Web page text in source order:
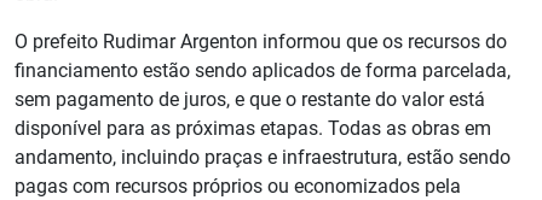
O prefeito Rudimar Argenton informou que os recursos do
financiamento estão sendo aplicados de forma parcelada,
sem pagamento de juros, e que o restante do valor está
disponível para as próximas etapas. Todas as obras em
andamento, incluindo praças e infraestrutura, estão sendo
pagas com recursos próprios ou economizados pela